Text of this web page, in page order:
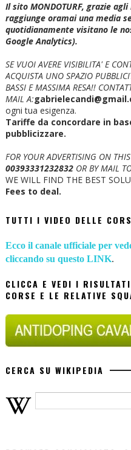
Il sito MONDOTURF, grazie
raggiunge oramai una media
quotidianamente visitano le
Google Analytics).
SE VUOI AVERE VISIBILITA' E
ACQUISTA UNO SPAZIO
BASSI E MASSIMA RESA!!
MAIL A:
ogni tua esigenza.
Tariffe da concordare in
pubblicizzare.
FOR YOUR ADVERTISING ON
00393331232832OR BY MAIL
WE WILL FIND THE BEST
Fees to deal.
TUTTI I VIDEO DELLE
Ecco il canale ufficiale per
cliccando su questo LINK.
CLICCA E VEDI I
CORSE E LE RELATIVE
CERCA SU WIKIPEDIA